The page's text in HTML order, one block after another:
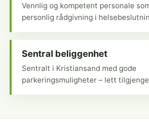
Vennlig og kompetent personale
personlig rådgivning i
Sentral beliggenhet
Sentralt i Kristiansand med gode
parkeringsmuligheter – lett